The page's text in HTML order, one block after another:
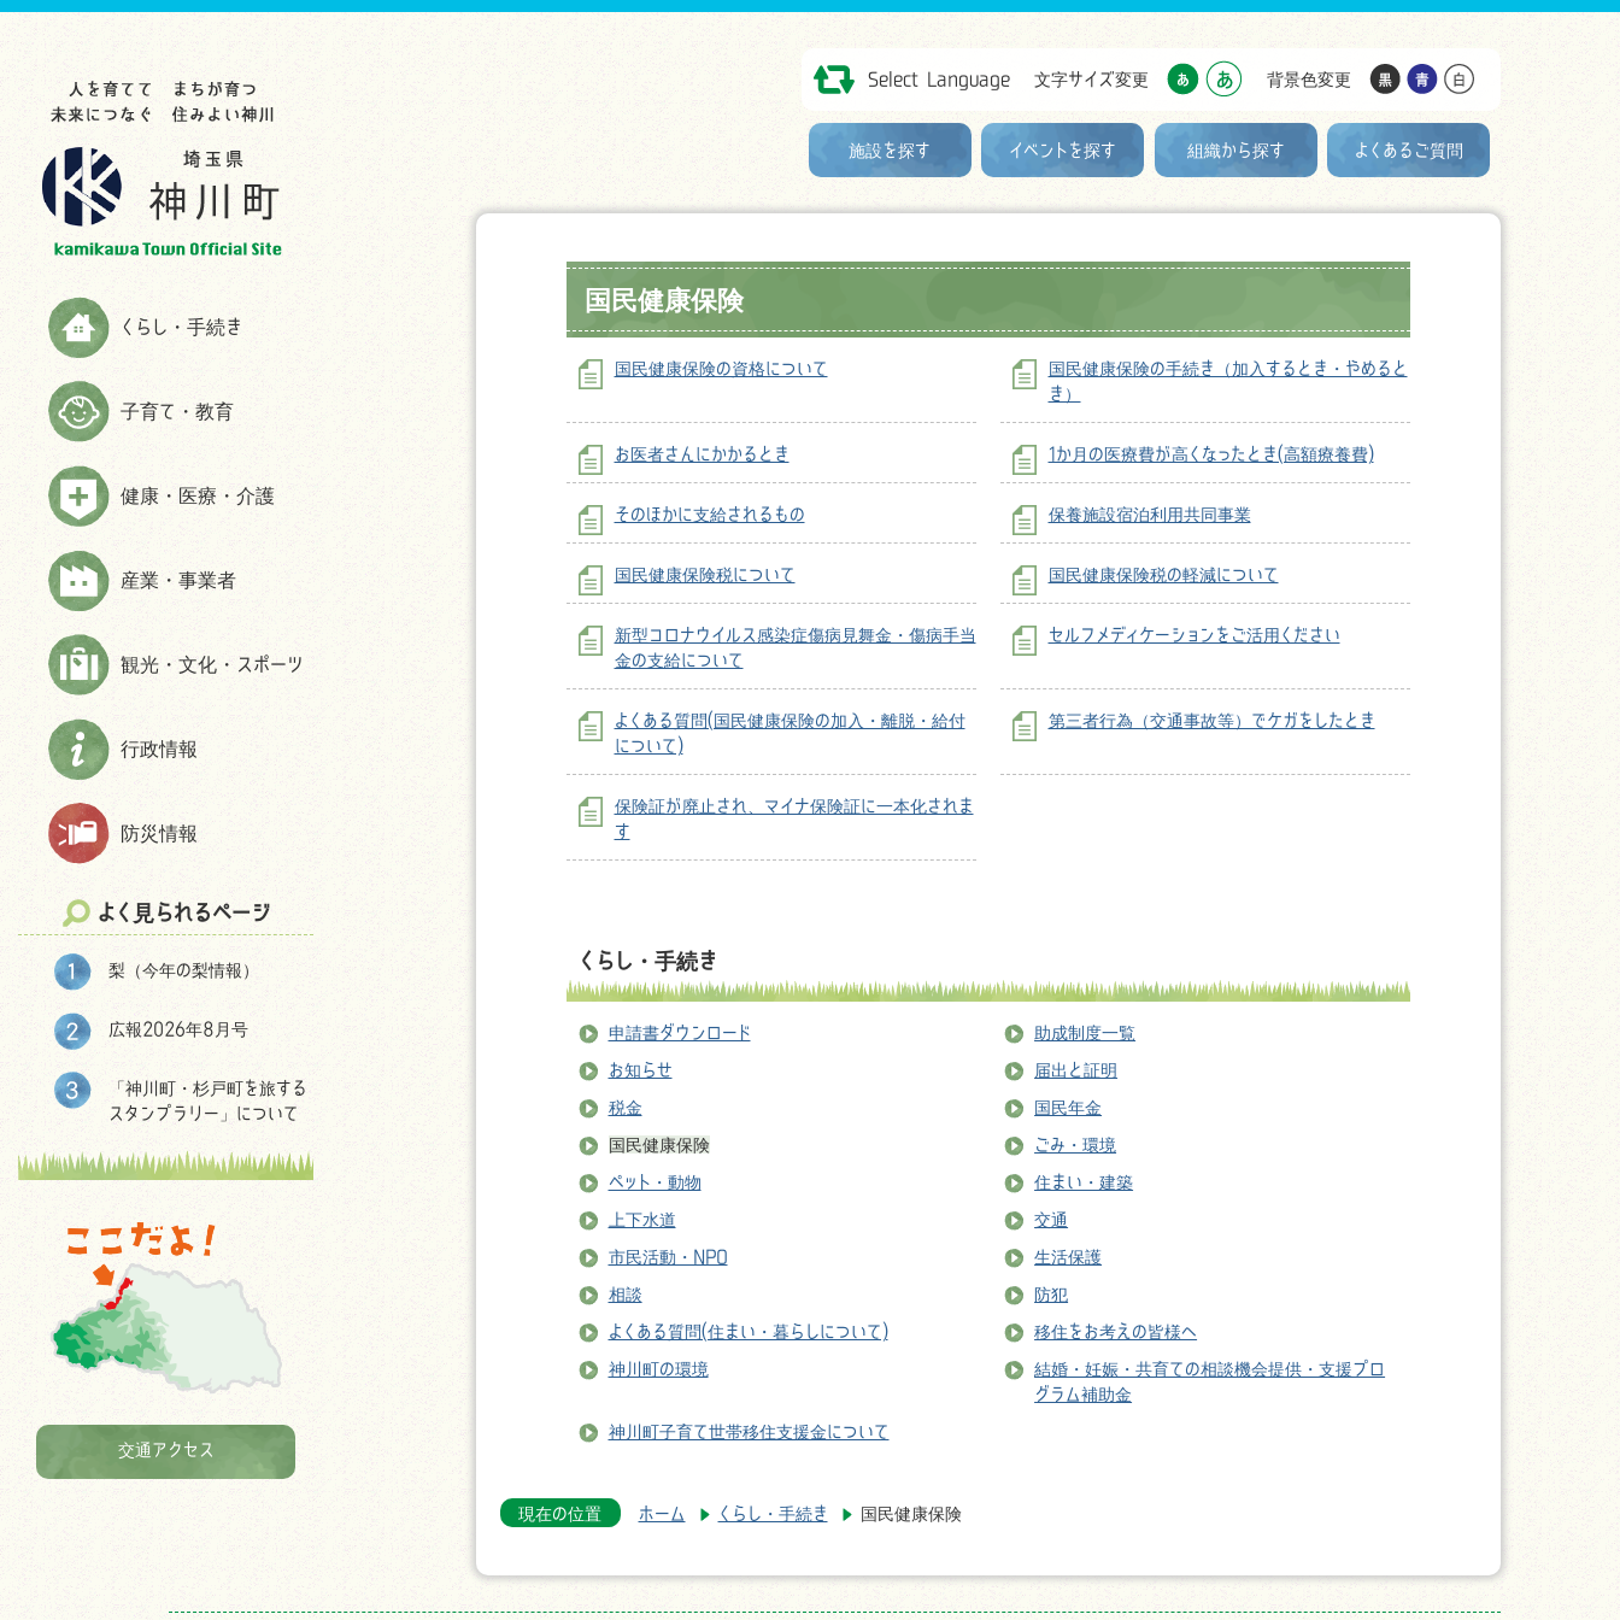
くらし・手続き
し・手続き
請書ダウンロード
成制度一覧
民年金
民健康保険
み・環境
ット・動物
まい・建築
下水道
活保護
住をお考えの皆様へ
婚・妊娠・共育ての相談機会
供・支援プログラム補助金
子育て・教育
て・教育
育委員会
涯学習
娠・出産
設情報
健康・医療・介護
・医療・介護
（健）診・人間ドック等助成・
防接種
康づくり・相談
齢者福祉
がい者福祉
くある質問(福祉・高齢者・介護
ついて)
んじょうネット～医療・介護・障
・地域資源情報管理システム～
産業・事業者
・事業者
札・契約
林商工業
用・労働
観光・文化・スポーツ
・文化・スポーツ
光スポット
ポーツ
行政情報
の紹介
策・計画
みかわまちづくり通信
ちづくり提案箱
ちづくり懇話会
スコットキャラクター
るさと納税
報公開
政状況等
通アクセス
援申請
防災情報
ザードマップ
報伝達手段
防災速報アプリ
災放送が聞きづらい世帯へは戸
受信機を配布しています
よく見られるページ
梨（今年の梨情報）
広報2026年8月号
「神川町・杉戸町を旅する
スタンプラリー」について
交通アクセス
Select Language 文字サイズ変更 背景色変更
施設を探す イベントを探す 組織から探す よくあるご質問
国民健康保険
国民健康保険の資格について
国民健康保険の手続き（加入するとき・やめると
き）
お医者さんにかかるとき 1か月の医療費が高くなったとき(高額療養費)
そのほかに支給されるもの 保養施設宿泊利用共同事業
国民健康保険税について 国民健康保険税の軽減について
新型コロナウイルス感染症傷病見舞金・傷病手当
金の支給について
セルフメディケーションをご活用ください
よくある質問(国民健康保険の加入・離脱・給付
について)
第三者行為（交通事故等）でケガをしたとき
保険証が廃止され、マイナ保険証に一本化されま
す
くらし・手続き
申請書ダウンロード 助成制度一覧
お知らせ 届出と証明
税金 国民年金
国民健康保険 ごみ・環境
ペット・動物 住まい・建築
上下水道 交通
市民活動・NPO 生活保護
相談 防犯
よくある質問(住まい・暮らしについて) 移住をお考えの皆様へ
神川町の環境
結婚・妊娠・共育ての相談機会提供・支援プロ
グラム補助金
神川町子育て世帯移住支援金について
現在の位置 ホーム くらし・手続き 国民健康保険